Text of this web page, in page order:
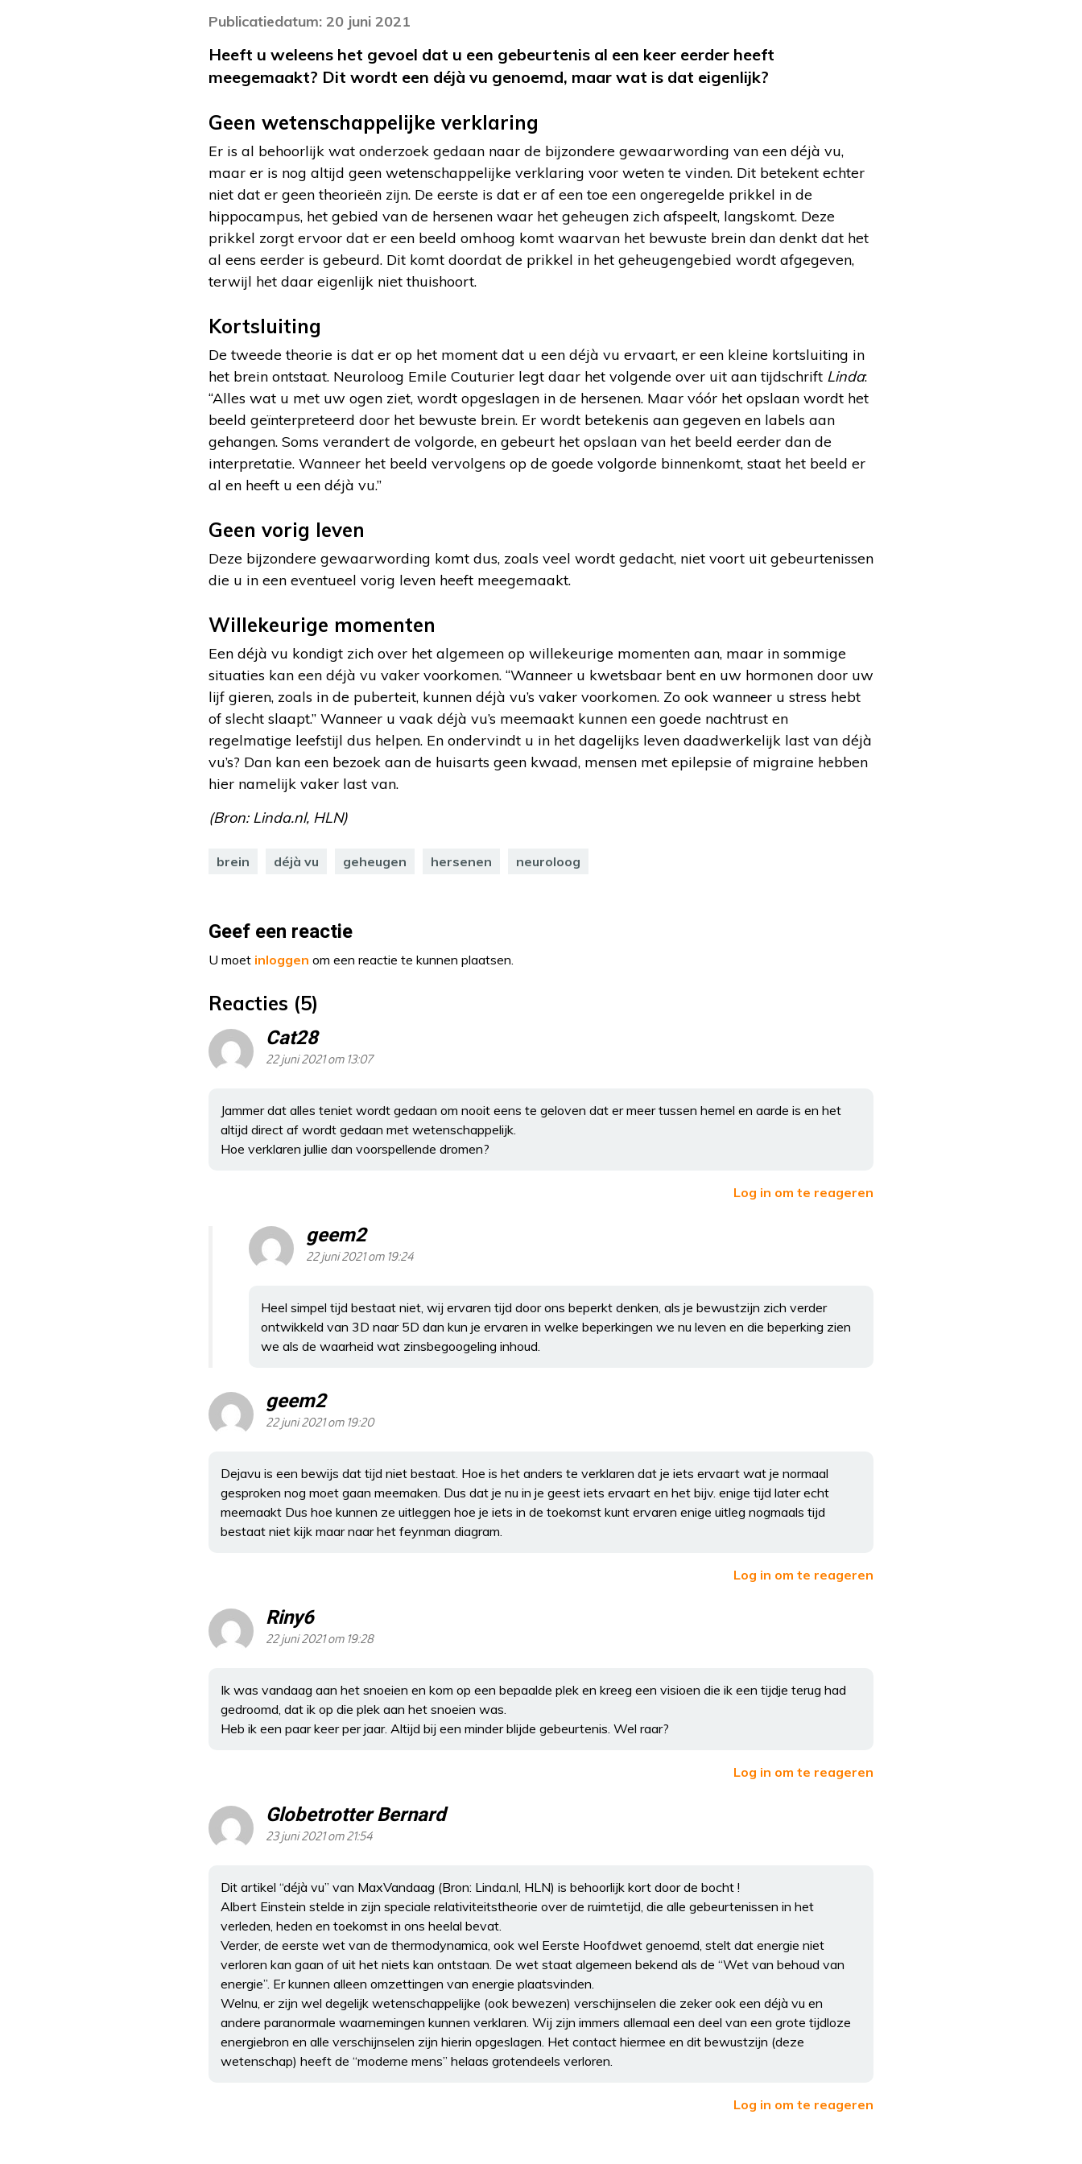
Publicatiedatum: 20 juni 2021
Heeft u weleens het gevoel dat u een gebeurtenis al een keer eerder heeft
meegemaakt? Dit wordt een déjà vu genoemd, maar wat is dat eigenlijk?
Geen wetenschappelijke verklaring
Er is al behoorlijk wat onderzoek gedaan naar de bijzondere gewaarwording van een déjà vu,
maar er is nog altijd geen wetenschappelijke verklaring voor weten te vinden. Dit betekent echter
niet dat er geen theorieën zijn. De eerste is dat er af een toe een ongeregelde prikkel in de
hippocampus, het gebied van de hersenen waar het geheugen zich afspeelt, langskomt. Deze
prikkel zorgt ervoor dat er een beeld omhoog komt waarvan het bewuste brein dan denkt dat het
al eens eerder is gebeurd. Dit komt doordat de prikkel in het geheugengebied wordt afgegeven,
terwijl het daar eigenlijk niet thuishoort.
Kortsluiting
De tweede theorie is dat er op het moment dat u een déjà vu ervaart, er een kleine kortsluiting in
het brein ontstaat. Neuroloog Emile Couturier legt daar het volgende over uit aan tijdschrift Linda:
“Alles wat u met uw ogen ziet, wordt opgeslagen in de hersenen. Maar vóór het opslaan wordt het
beeld geïnterpreteerd door het bewuste brein. Er wordt betekenis aan gegeven en labels aan
gehangen. Soms verandert de volgorde, en gebeurt het opslaan van het beeld eerder dan de
interpretatie. Wanneer het beeld vervolgens op de goede volgorde binnenkomt, staat het beeld er
al en heeft u een déjà vu.”
Geen vorig leven
Deze bijzondere gewaarwording komt dus, zoals veel wordt gedacht, niet voort uit gebeurtenissen
die u in een eventueel vorig leven heeft meegemaakt.
Willekeurige momenten
Een déjà vu kondigt zich over het algemeen op willekeurige momenten aan, maar in sommige
situaties kan een déjà vu vaker voorkomen. “Wanneer u kwetsbaar bent en uw hormonen door uw
lijf gieren, zoals in de puberteit, kunnen déjà vu’s vaker voorkomen. Zo ook wanneer u stress hebt
of slecht slaapt.” Wanneer u vaak déjà vu’s meemaakt kunnen een goede nachtrust en
regelmatige leefstijl dus helpen. En ondervindt u in het dagelijks leven daadwerkelijk last van déjà
vu’s? Dan kan een bezoek aan de huisarts geen kwaad, mensen met epilepsie of migraine hebben
hier namelijk vaker last van.
(Bron: Linda.nl, HLN)
brein déjà vu geheugen hersenen neuroloog
Geef een reactie
U moet inloggen om een reactie te kunnen plaatsen.
Reacties (5)
Cat28
22 juni 2021 om 13:07
Jammer dat alles teniet wordt gedaan om nooit eens te geloven dat er meer tussen hemel en aarde is en het
altijd direct af wordt gedaan met wetenschappelijk.
Hoe verklaren jullie dan voorspellende dromen?
Log in om te reageren
geem2
22 juni 2021 om 19:24
Heel simpel tijd bestaat niet, wij ervaren tijd door ons beperkt denken, als je bewustzijn zich verder
ontwikkeld van 3D naar 5D dan kun je ervaren in welke beperkingen we nu leven en die beperking zien
we als de waarheid wat zinsbegoogeling inhoud.
geem2
22 juni 2021 om 19:20
Dejavu is een bewijs dat tijd niet bestaat. Hoe is het anders te verklaren dat je iets ervaart wat je normaal
gesproken nog moet gaan meemaken. Dus dat je nu in je geest iets ervaart en het bijv. enige tijd later echt
meemaakt Dus hoe kunnen ze uitleggen hoe je iets in de toekomst kunt ervaren enige uitleg nogmaals tijd
bestaat niet kijk maar naar het feynman diagram.
Log in om te reageren
Riny6
22 juni 2021 om 19:28
Ik was vandaag aan het snoeien en kom op een bepaalde plek en kreeg een visioen die ik een tijdje terug had
gedroomd, dat ik op die plek aan het snoeien was.
Heb ik een paar keer per jaar. Altijd bij een minder blijde gebeurtenis. Wel raar?
Log in om te reageren
Globetrotter Bernard
23 juni 2021 om 21:54
Dit artikel “déjà vu” van MaxVandaag (Bron: Linda.nl, HLN) is behoorlijk kort door de bocht !
Albert Einstein stelde in zijn speciale relativiteitstheorie over de ruimtetijd, die alle gebeurtenissen in het
verleden, heden en toekomst in ons heelal bevat.
Verder, de eerste wet van de thermodynamica, ook wel Eerste Hoofdwet genoemd, stelt dat energie niet
verloren kan gaan of uit het niets kan ontstaan. De wet staat algemeen bekend als de “Wet van behoud van
energie”. Er kunnen alleen omzettingen van energie plaatsvinden.
Welnu, er zijn wel degelijk wetenschappelijke (ook bewezen) verschijnselen die zeker ook een déjà vu en
andere paranormale waarnemingen kunnen verklaren. Wij zijn immers allemaal een deel van een grote tijdloze
energiebron en alle verschijnselen zijn hierin opgeslagen. Het contact hiermee en dit bewustzijn (deze
wetenschap) heeft de “moderne mens” helaas grotendeels verloren.
Log in om te reageren